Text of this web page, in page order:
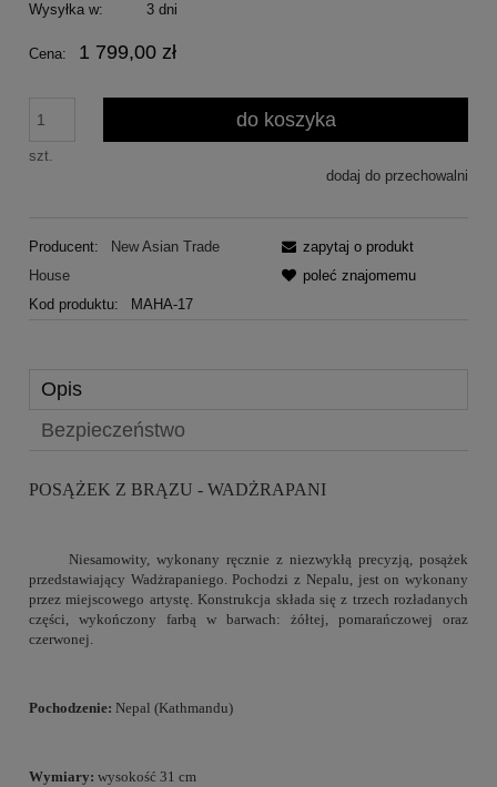
Wysyłka w:
3 dni
Cena: 1 799,00 zł
szt.
do koszyka
dodaj do przechowalni
Producent:
New Asian Trade
House
Kod produktu:
MAHA-17
zapytaj o produkt
poleć znajomemu
Opis
Bezpieczeństwo
POSĄŻEK Z BRĄZU - WADŻRAPANI
Niesamowity, wykonany ręcznie z niezwykłą precyzją, posążek
przedstawiający Wadżrapaniego. Pochodzi z Nepalu, jest on wykonany
przez miejscowego artystę. Konstrukcja składa się z trzech rozładanych
części, wykończony farbą w barwach: żółtej, pomarańczowej oraz
czerwonej.
Pochodzenie: Nepal (Kathmandu)
Wymiary: wysokość 31 cm